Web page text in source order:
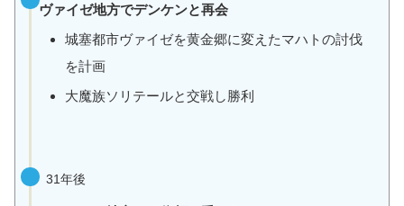
ヴァイゼ地方でデンケンと再会
城塞都市ヴァイゼを黄金郷に変えたマハトの討伐
を計画
大魔族ソリテールと交戦し勝利
31年後